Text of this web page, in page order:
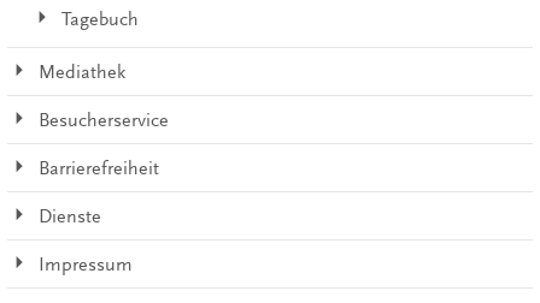
Tagebuch
Mediathek
Besucherservice
Barrierefreiheit
Dienste
Impressum